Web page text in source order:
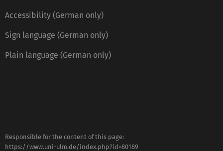
Accessibility (German only)
Sign language (German only)
Plain language (German only)
Responsible for the content of this page:
https://www.uni-ulm.de/index.php?id=80189